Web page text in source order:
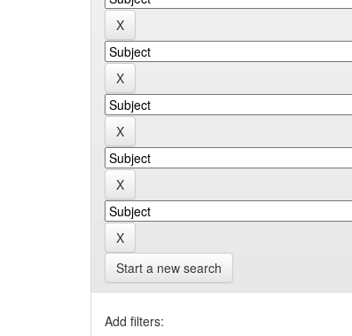
Start a new search
Add filters: